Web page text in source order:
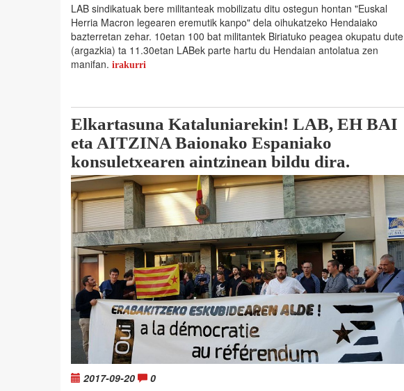
LAB sindikatuak bere militanteak mobilizatu ditu ostegun hontan "Euskal
Herria Macron legearen eremutik kanpo" dela oihukatzeko Hendaiako
bazterretan zehar. 10etan 100 bat militantek Biriatuko peagea okupatu dute
(argazkia) ta 11.30etan LABek parte hartu du Hendaian antolatua zen
manifan. irakurri
Elkartasuna Kataluniarekin! LAB, EH BAI
eta AITZINA Baionako Espaniako
konsuletxearen aintzinean bildu dira.
2017-09-20
0